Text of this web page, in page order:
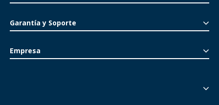
Garantía y Soporte
Empresa